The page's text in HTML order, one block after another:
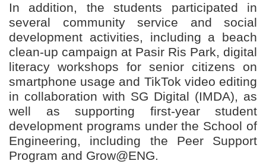
In addition, the students participated in
several community service and social
development activities, including a beach
clean-up campaign at Pasir Ris Park, digital
literacy workshops for senior citizens on
smartphone usage and TikTok video editing
in collaboration with SG Digital (IMDA), as
well as supporting first-year student
development programs under the School of
Engineering, including the Peer Support
Program and Grow@ENG.